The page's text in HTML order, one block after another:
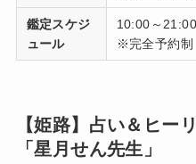
鑑定スケジ
ュール
10:00～21:00
※完全予約制
【姫路】占い＆ヒー
「星月せん先生」